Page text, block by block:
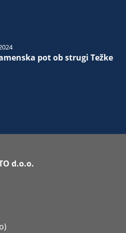
pot ob strugi Težke
d.o.o.